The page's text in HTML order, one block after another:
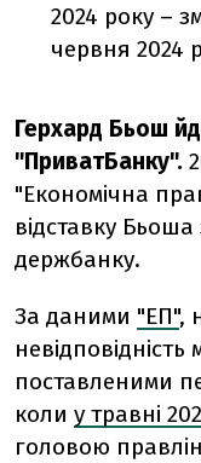
2024 року –
червня 2024
Герхард Бьош
"ПриватБанку".
"Економічна
відставку
держбанку.
За даними "ЕП",
поставленими
коли у травні
головою